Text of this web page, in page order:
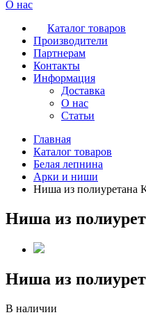
О нас
Каталог товаров
Производители
Партнерам
Контакты
Информация
Доставка
О нас
Статьи
Главная
Каталог товаров
Белая лепнина
Арки и ниши
Ниша из полиуретана
Ниша из
Ниша из
В наличии